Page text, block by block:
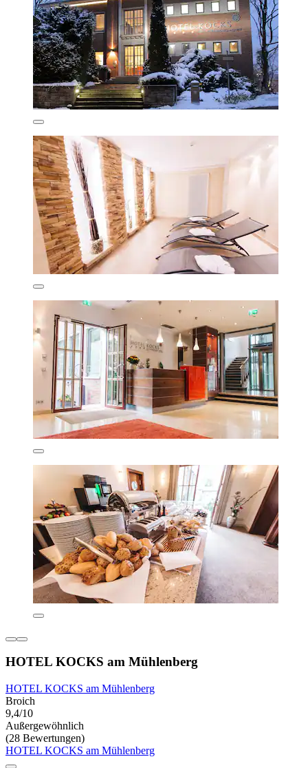
HOTEL KOCKS am Mühlenberg
HOTEL KOCKS am Mühlenberg
Broich
9,4/10
Außergewöhnlich
(28 Bewertungen)
HOTEL KOCKS am Mühlenberg